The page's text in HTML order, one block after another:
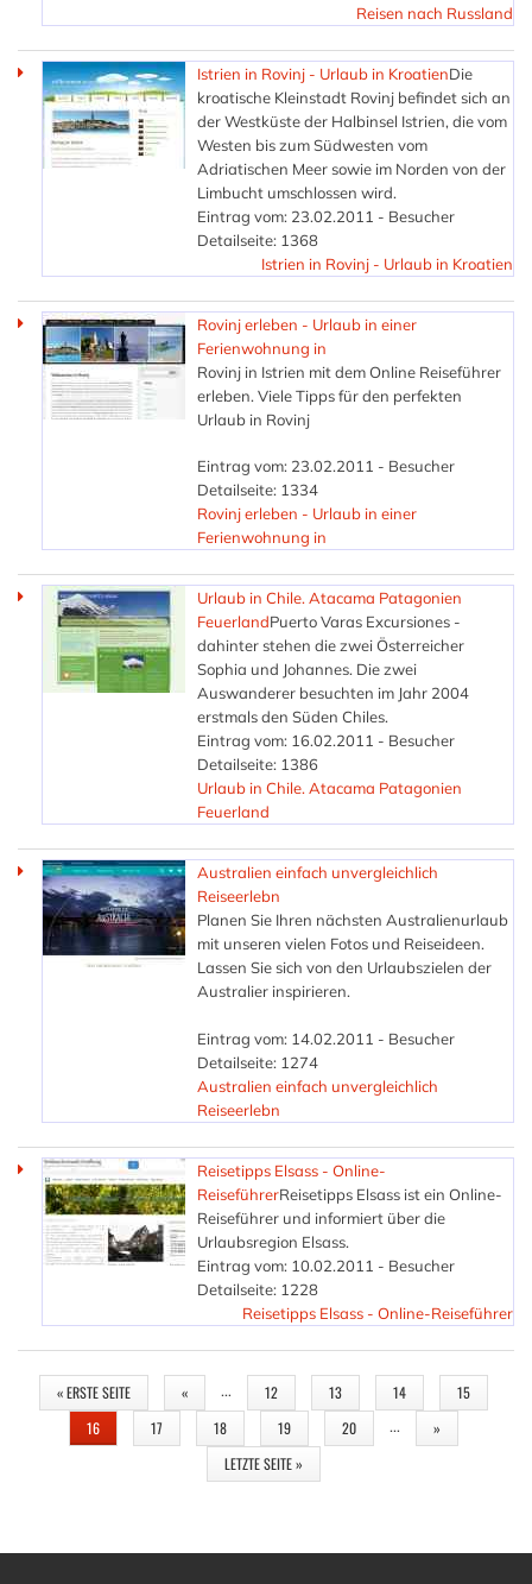
Reisen nach Russland
Istrien in Rovinj - Urlaub in KroatienDie
kroatische Kleinstadt Rovinj befindet sich an
der Westküste der Halbinsel Istrien, die vom
Westen bis zum Südwesten vom
Adriatischen Meer sowie im Norden von der
Limbucht umschlossen wird.
Eintrag vom: 23.02.2011 - Besucher
Detailseite: 1368
Istrien in Rovinj - Urlaub in Kroatien
Rovinj erleben - Urlaub in einer
Ferienwohnung in
Rovinj in Istrien mit dem Online Reiseführer
erleben. Viele Tipps für den perfekten
Urlaub in Rovinj
Eintrag vom: 23.02.2011 - Besucher
Detailseite: 1334
Rovinj erleben - Urlaub in einer
Ferienwohnung in
Urlaub in Chile. Atacama Patagonien
FeuerlandPuerto Varas Excursiones -
dahinter stehen die zwei Österreicher
Sophia und Johannes. Die zwei
Auswanderer besuchten im Jahr 2004
erstmals den Süden Chiles.
Eintrag vom: 16.02.2011 - Besucher
Detailseite: 1386
Urlaub in Chile. Atacama Patagonien
Feuerland
Australien einfach unvergleichlich
Reiseerlebn
Planen Sie Ihren nächsten Australienurlaub
mit unseren vielen Fotos und Reiseideen.
Lassen Sie sich von den Urlaubszielen der
Australier inspirieren.
Eintrag vom: 14.02.2011 - Besucher
Detailseite: 1274
Australien einfach unvergleichlich
Reiseerlebn
Reisetipps Elsass - Online-
ReiseführerReisetipps Elsass ist ein Online-
Reiseführer und informiert über die
Urlaubsregion Elsass.
Eintrag vom: 10.02.2011 - Besucher
Detailseite: 1228
Reisetipps Elsass - Online-Reiseführer
SEITEN
« ERSTE SEITE « … 12 13 14
15
16
17 18 19 20 …
»
LETZTE SEITE »